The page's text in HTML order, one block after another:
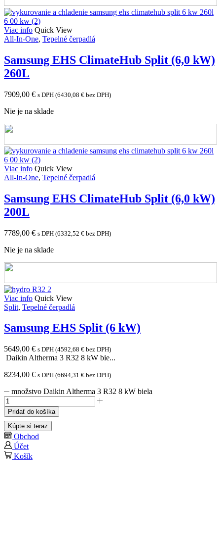
Viac info Quick View
All-In-One, Tepelné čerpadlá
Samsung EHS ClimateHub Split (6,0 kW)
260L
7909,00 € s DPH (6430,08 € bez DPH)
Nie je na sklade
Viac info Quick View
All-In-One, Tepelné čerpadlá
Samsung EHS ClimateHub Split (6,0 kW)
200L
7789,00 € s DPH (6332,52 € bez DPH)
Nie je na sklade
Viac info Quick View
Split, Tepelné čerpadlá
Samsung EHS Split (6 kW)
5649,00 € s DPH (4592,68 € bez DPH)
Daikin Altherma 3 R32 8 kW bie...
8234,00 € s DPH (6694,31 € bez DPH)
množstvo Daikin Altherma 3 R32 8 kW biela
Pridať do košíka
Kúpte si teraz
Obchod
Účet
Košík